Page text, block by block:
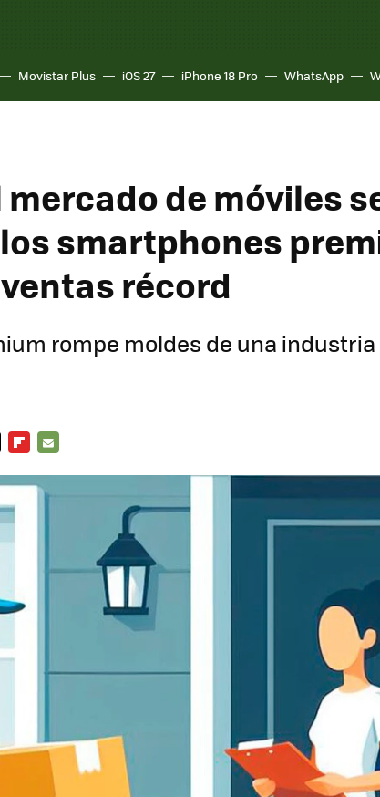
Movistar Plus iOS 27 iPhone 18 Pro WhatsApp
de móviles
smartphones
récord
rompe moldes de una
MAIL